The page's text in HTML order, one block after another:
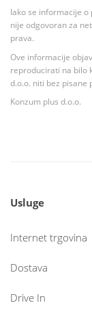
Iako se informacije
nije odgovoran za
prava.
Ove informacije
reproducirati na bilo
d.o.o. niti bez pisane
Konzum plus d.o.o.
Usluge
Internet trgovina
Dostava
Drive In